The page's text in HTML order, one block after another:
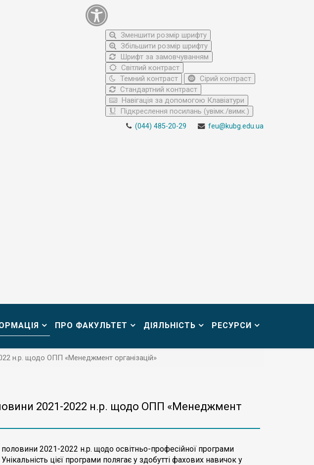
Зменшити розмір шрифту
Збільшити розмір шрифту
Шрифт за замовчуванням
Світлий контраст
Темний контраст
Сірий контраст
Стандартний контраст
Навігація за допомогою Клавіатури
Підкреслення посилань (увімк./вимк.)
(044) 485-20-29 feu@kubg.edu.ua
ПРО ФАКУЛЬТЕТ ДІЯЛЬНІСТЬ РЕСУРСИ
н.р. щодо ОПП «Менеджмент організацій»
2021-2022 н.р. щодо ОПП «Менеджмент
2021-2022 н.р. щодо освітньо-професійної програми
цієї програми полягає у здобутті фахових навичок у